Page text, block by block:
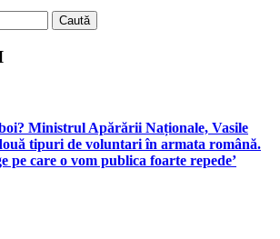
Ministrul Apărării Naționale, Vasile
tipuri de voluntari în armata română.
pe care o vom publica foarte repede’